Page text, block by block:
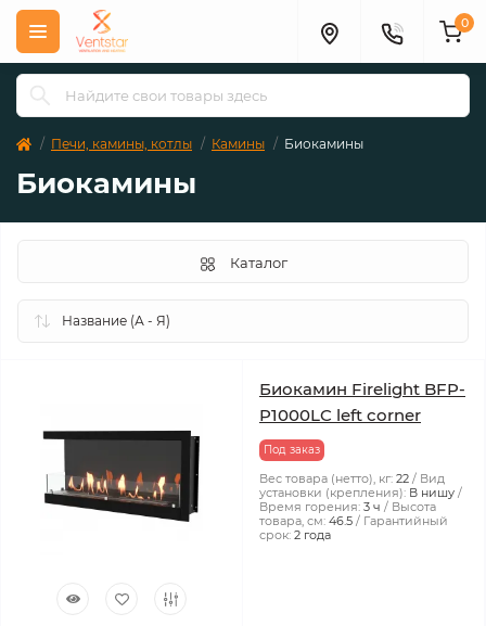
0
Печи, камины, котлы Камины Биокамины
Биокамины
Каталог
Биокамин Firelight BFP-
P1000LC left corner
Под заказ
Вес товара (нетто), кг: 22
Вид
установки (крепления): В нишу
Время горения: 3 ч
Высота
товара, см: 46.5
Гарантийный
срок: 2 года